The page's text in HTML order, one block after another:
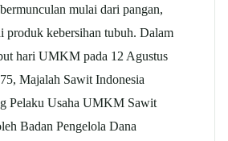
mulai dari pangan,
produk kebersihan tubuh. Dalam
hari UMKM pada 12 Agustus
Majalah Sawit Indonesia
Pelaku Usaha UMKM Sawit
Badan Pengelola Dana